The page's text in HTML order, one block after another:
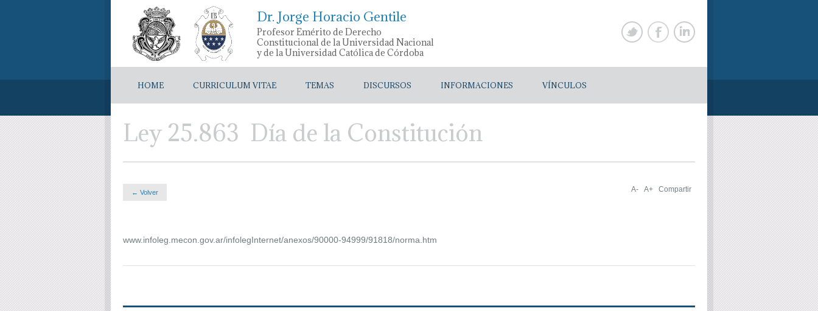
Dr. Jorge Horacio Gentile
Profesor Emérito de Derecho
Constitucional de la Universidad Nacional
y de la Universidad Católica de Córdoba
HOME CURRICULUM VITAE TEMAS DISCURSOS INFORMACIONES VÍNCULOS
Ley 25.863 Día de la Constitución
← Volver A- A+ Compartir
www.infoleg.mecon.gov.ar/infolegInternet/anexos/90000-94999/91818/norma.htm